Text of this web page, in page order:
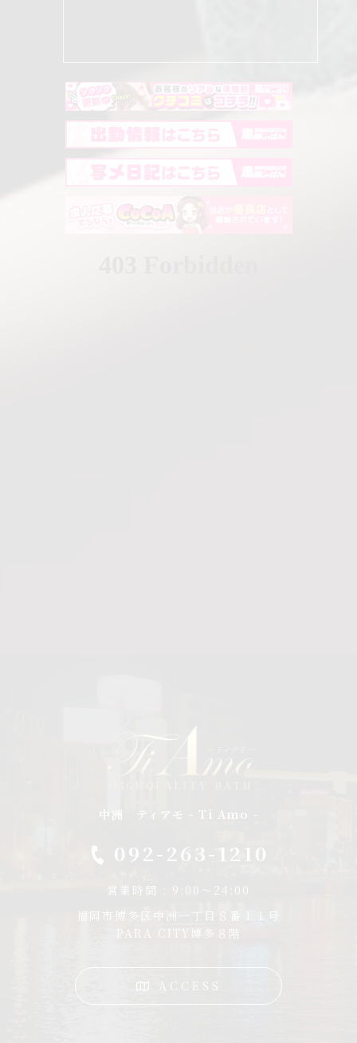
中洲 ティアモ - Ti Amo -
092-263-1210
営業時間 : 9:00～24:00
福岡市博多区中洲一丁目８番１１号
PARA CITY博多８階
ACCESS